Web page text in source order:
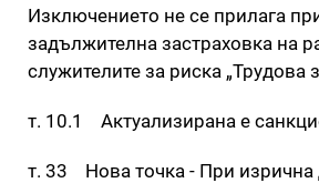
Изключението не се прилага
задължителна застраховка на
служителите за риска „Трудова
т. 10.1 Актуализирана е
т. 33 Нова точка - При изрична